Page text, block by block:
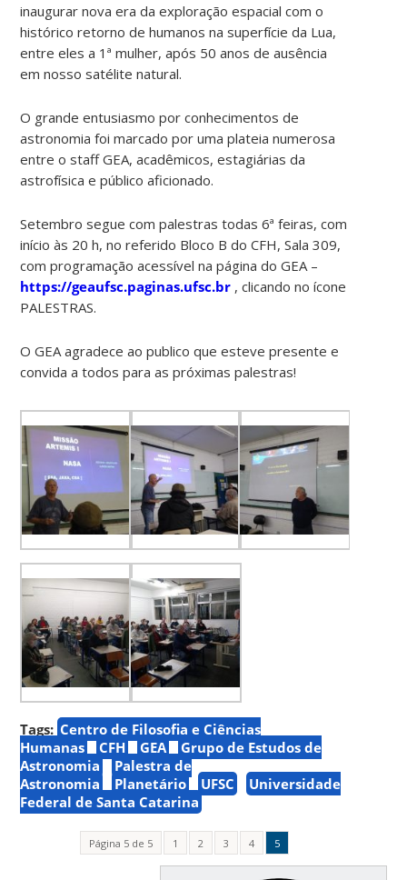
inaugurar nova era da exploração espacial com o
histórico retorno de humanos na superfície da Lua,
entre eles a 1ª mulher, após 50 anos de ausência
em nosso satélite natural.
O grande entusiasmo por conhecimentos de
astronomia foi marcado por uma plateia numerosa
entre o staff GEA, acadêmicos, estagiárias da
astrofísica e público aficionado.
Setembro segue com palestras todas 6ª feiras, com
início às 20 h, no referido Bloco B do CFH, Sala 309,
com programação acessível na página do GEA –
https://geaufsc.paginas.ufsc.br , clicando no ícone
PALESTRAS.
O GEA agradece ao publico que esteve presente e
convida a todos para as próximas palestras!
Tags: Centro de Filosofia e Ciências
Humanas
CFH GEA
Grupo de Estudos de
Astronomia
Palestra de
Astronomia
Planetário UFSC
Universidade
Federal de Santa Catarina
Página 5 de 5 1 2 3 4 5